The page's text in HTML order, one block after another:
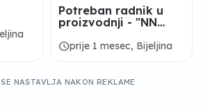
Potreban radnik u
proizvodnji - "NN
Bijeljina
scheduleprije 1 mesec, Bijeljina
NASTAVLJA NAKON REKLAME